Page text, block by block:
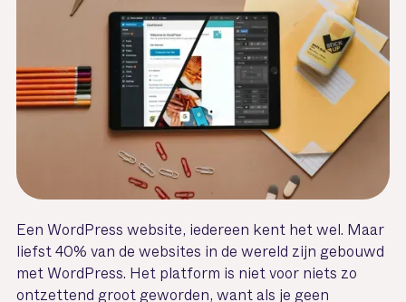
Een WordPress website, iedereen kent het wel. Maar
liefst 40% van de websites in de wereld zijn gebouwd
met WordPress. Het platform is niet voor niets zo
ontzettend groot geworden, want als je geen